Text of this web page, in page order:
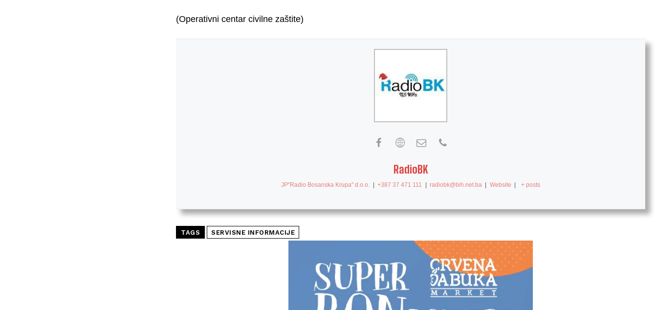
(Operativni centar civilne zaštite)
RadioBK
JP"Radio Bosanska Krupa" d.o.o. | +387 37 471 111 | radiobk@bih.net.ba | Website | + posts
TAGS SERVISNE INFORMACIJE